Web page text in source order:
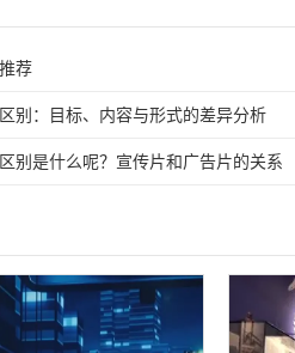
荐
别：目标、内容与形式的差异分析
别是什么呢？宣传片和广告片的关系